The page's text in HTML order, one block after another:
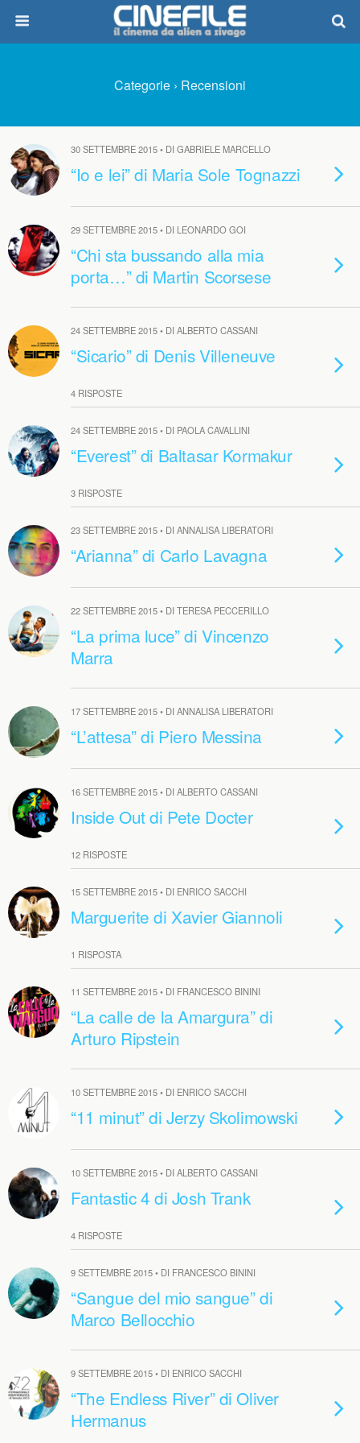
Categorie › Recensioni
30 SETTEMBRE 2015 • DI GABRIELE MARCELLO
“Io e lei” di Maria Sole Tognazzi
29 SETTEMBRE 2015 • DI LEONARDO GOI
“Chi sta bussando alla mia
porta…” di Martin Scorsese
24 SETTEMBRE 2015 • DI ALBERTO CASSANI
“Sicario” di Denis Villeneuve
4 RISPOSTE
24 SETTEMBRE 2015 • DI PAOLA CAVALLINI
“Everest” di Baltasar Kormakur
3 RISPOSTE
23 SETTEMBRE 2015 • DI ANNALISA LIBERATORI
“Arianna” di Carlo Lavagna
22 SETTEMBRE 2015 • DI TERESA PECCERILLO
“La prima luce” di Vincenzo
Marra
17 SETTEMBRE 2015 • DI ANNALISA LIBERATORI
“L’attesa” di Piero Messina
16 SETTEMBRE 2015 • DI ALBERTO CASSANI
Inside Out di Pete Docter
12 RISPOSTE
15 SETTEMBRE 2015 • DI ENRICO SACCHI
Marguerite di Xavier Giannoli
1 RISPOSTA
11 SETTEMBRE 2015 • DI FRANCESCO BININI
“La calle de la Amargura” di
Arturo Ripstein
10 SETTEMBRE 2015 • DI ENRICO SACCHI
“11 minut” di Jerzy Skolimowski
10 SETTEMBRE 2015 • DI ALBERTO CASSANI
Fantastic 4 di Josh Trank
4 RISPOSTE
9 SETTEMBRE 2015 • DI FRANCESCO BININI
“Sangue del mio sangue” di
Marco Bellocchio
9 SETTEMBRE 2015 • DI ENRICO SACCHI
“The Endless River” di Oliver
Hermanus